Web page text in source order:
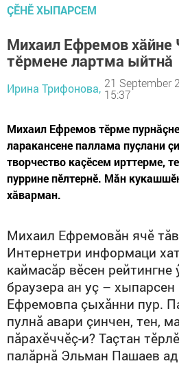
ÇӖНӖ ХЫПАРСЕМ
Михаил Ефремов хăйне
тӗрмене лартма ыйтнă
Ирина Трифонова, 21 September
15:37
Михаил Ефремов тӗрме
ларакансене паллама пуçлани
творчество каçӗсем ирттерме,
пуррине пӗлтернӗ. Мăн
хăварман.
Михаил Ефремовăн ячӗ
Интернетри информаци
каймасăр вӗсен
браузера ан уç –
Ефремовпа çыхăнни пур.
пулнă авари çинчен, тен,
пăрахӗччӗç-и? Таçтан
палăрнă Эльман Пашаев